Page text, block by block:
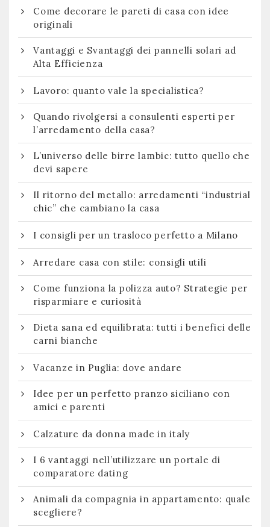
Come decorare le pareti di casa con idee
originali
Vantaggi e Svantaggi dei pannelli solari ad
Alta Efficienza
Lavoro: quanto vale la specialistica?
Quando rivolgersi a consulenti esperti per
l’arredamento della casa?
L’universo delle birre lambic: tutto quello che
devi sapere
Il ritorno del metallo: arredamenti “industrial
chic” che cambiano la casa
I consigli per un trasloco perfetto a Milano
Arredare casa con stile: consigli utili
Come funziona la polizza auto? Strategie per
risparmiare e curiosità
Dieta sana ed equilibrata: tutti i benefici delle
carni bianche
Vacanze in Puglia: dove andare
Idee per un perfetto pranzo siciliano con
amici e parenti
Calzature da donna made in italy
I 6 vantaggi nell’utilizzare un portale di
comparatore dating
Animali da compagnia in appartamento: quale
scegliere?